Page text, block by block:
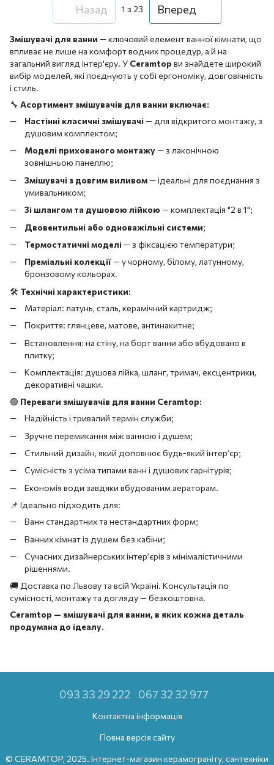
Назад 1 з 23 Вперед
Змішувачі для ванни — ключовий елемент ванної кімнати, що
впливає не лише на комфорт водних процедур, а й на
загальний вигляд інтер'єру. У Ceramtop ви знайдете широкий
вибір моделей, які поєднують у собі ергономіку, довговічність
і стиль.
🔧 Асортимент змішувачів для ванни включає:
Настінні класичні змішувачі— для відкритого монтажу, з
душовим комплектом;
Моделі прихованого монтажу— з лаконічною
зовнішньою панеллю;
Змішувачі з довгим виливом— ідеальні для поєднання з
умивальником;
Зі шлангом та душовою лійкою — комплектація "2 в 1";
Двовентильні або одноважільні системи;
Термостатичні моделі— з фіксацією температури;
Преміальні колекції— у чорному, білому, латунному,
бронзовому кольорах.
🛠️ Технічні характеристики:
Матеріал: латунь, сталь, керамічний картридж;
Покриття: глянцеве, матове, антинакитне;
Встановлення: на стіну, на борт ванни або вбудовано в
плитку;
Комплектація: душова лійка, шланг, тримач, ексцентрики,
декоративні чашки.
🟢 Переваги змішувачів для ванни Ceramtop:
Надійність і тривалий термін служби;
Зручне перемикання між ванною і душем;
Стильний дизайн, який доповнює будь-який інтер’єр;
Сумісність з усіма типами ванн і душових гарнітурів;
Економія води завдяки вбудованим аераторам.
📌 Ідеально підходить для:
Ванн стандартних та нестандартних форм;
Ванних кімнат із душем без кабіни;
Сучасних дизайнерських інтер’єрів з мінімалістичними
рішеннями.
🚚 Доставка по Львову та всій Україні. Консультація по
сумісності, монтажу та догляду — безкоштовна.
Ceramtop — змішувачі для ванни, в яких кожна деталь
продумана до ідеалу.
093 33 29 222 067 32 32 977
Контактна інформація
Повна версія сайту
© CERAMTOP, 2025. Інтернет-магазин керамограніту, сантехніки